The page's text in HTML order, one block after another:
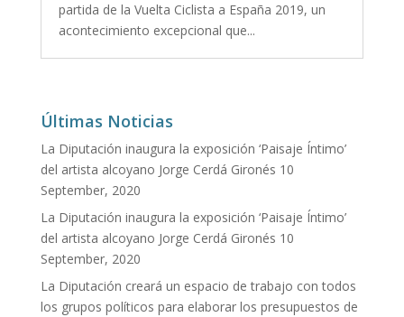
partida de la Vuelta Ciclista a España 2019, un
acontecimiento excepcional que...
Últimas Noticias
La Diputación inaugura la exposición ‘Paisaje Íntimo’
del artista alcoyano Jorge Cerdá Gironés 10
September, 2020
La Diputación inaugura la exposición ‘Paisaje Íntimo’
del artista alcoyano Jorge Cerdá Gironés 10
September, 2020
La Diputación creará un espacio de trabajo con todos
los grupos políticos para elaborar los presupuestos de